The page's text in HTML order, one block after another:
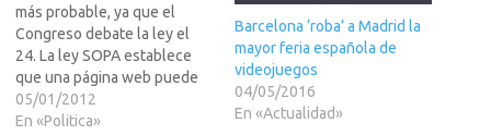
más probable, ya que el
Congreso debate la ley el
24. La ley SOPA establece
que una página web puede
ser clausurada de forma
cautelar, sin juicio, si es
05/01/2012
En «Politica»
Barcelona ‘roba’ a Madrid la
mayor feria española de
videojuegos
04/05/2016
En «Actualidad»